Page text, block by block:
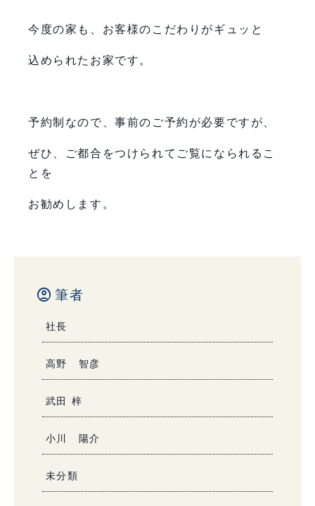
今度の家も、お客様のこだわりがギュッと
込められたお家です。
予約制なので、事前のご予約が必要ですが、
ぜひ、ご都合をつけられてご覧になられるこ
とを
お勧めします。
account_circle 筆者
社長
高野 智彦
武田 梓
小川 陽介
未分類